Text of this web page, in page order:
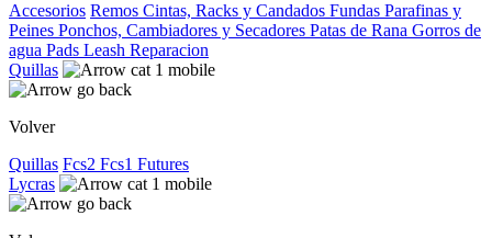
Accesorios Remos Cintas, Racks y Candados Fundas Parafinas y
Peines Ponchos, Cambiadores y Secadores Patas de Rana Gorros de
agua Pads Leash Reparacion
Quillas
Volver
Quillas Fcs2 Fcs1 Futures
Lycras